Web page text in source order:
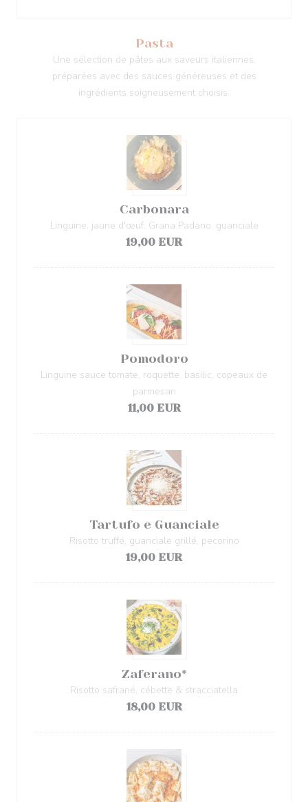
Pasta
Une sélection de pâtes aux saveurs italiennes,
préparées avec des sauces généreuses et des
ingrédients soigneusement choisis.
Carbonara
Linguine, jaune d'œuf, Grana Padano, guanciale
19,00 EUR
Pomodoro
Linguine sauce tomate, roquette, basilic, copeaux de
parmesan
11,00 EUR
Tartufo e Guanciale
Risotto truffé, guanciale grillé, pecorino
19,00 EUR
Zaferano*
Risotto safrané, cébette & stracciatella
18,00 EUR